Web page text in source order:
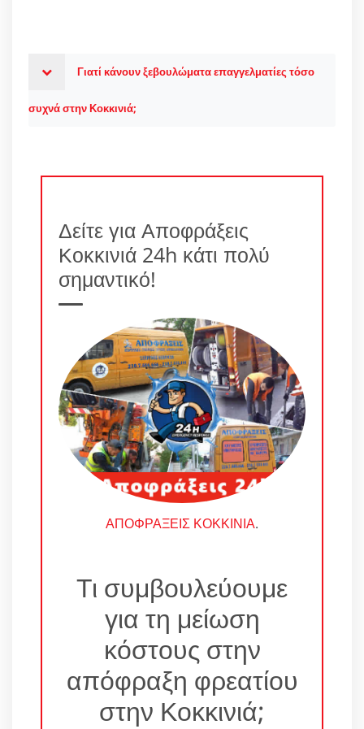
Γιατί κάνουν ξεβουλώματα επαγγελματίες τόσο
συχνά στην Κοκκινιά;
Δείτε για Αποφράξεις
Κοκκινιά 24h κάτι πολύ
σημαντικό!
ΑΠΟΦΡΑΞΕΙΣ ΚΟΚΚΙΝΙΑ.
Τι συμβουλεύουμε
για τη μείωση
κόστους στην
απόφραξη φρεατίου
στην Κοκκινιά;